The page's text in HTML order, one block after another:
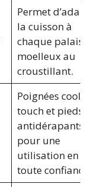
Permet
la cuisson à
chaque palais,
moelleux au
croustillant.
Poignées cool
touch et pieds
antidérapants
pour une
utilisation en
toute confiance.